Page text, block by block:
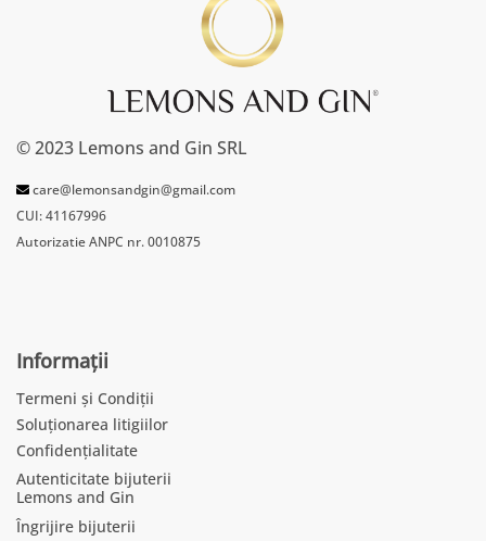
© 2023 Lemons and Gin SRL
care@lemonsandgin@gmail.com
CUI: 41167996
Autorizatie ANPC nr. 0010875
Informații
Termeni și Condiții
Soluționarea litigiilor
Confidențialitate
Autenticitate bijuterii
Lemons and Gin
Îngrijire bijuterii